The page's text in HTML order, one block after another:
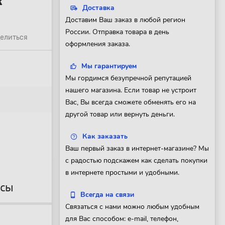
Доставка
Доставим Ваш заказ в любой регион
России. Отправка товара в день
оформления заказа.
Мы гарантируем
Мы гордимся безупречной репутацией
нашего магазина. Если товар не устроит
Вас, Вы всегда сможете обменять его на
другой товар или вернуть деньги.
Как заказать
Ваш первый заказ в интернет-магазине? Мы
с радостью подскажем как сделать покупки
в интернете простыми и удобными.
Всегда на связи
Связаться с нами можно любым удобным
для Вас способом: e-mail, телефон,